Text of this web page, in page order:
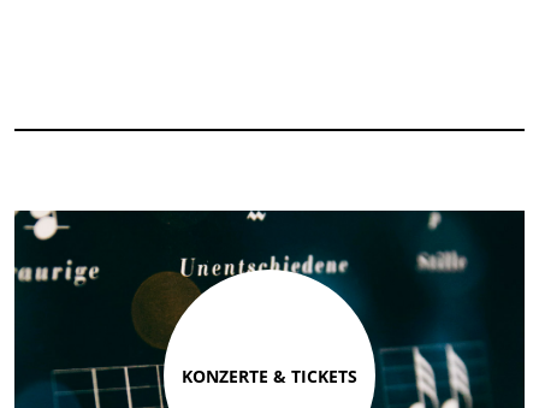
KONZERTE & TICKETS